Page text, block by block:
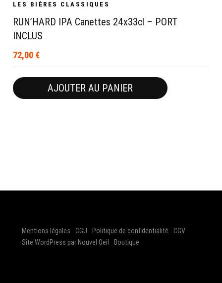
LES BIÈRES CLASSIQUES
RUN’HARD IPA Canettes 24x33cl – PORT
INCLUS
72,00 €
AJOUTER AU PANIER
Mentions légales CGU Politique de confidentialité
CGV
Site WordPress par Nouvel Oeil
Boutique